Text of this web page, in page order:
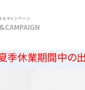
＆キャンペーン
中の出荷・サポー